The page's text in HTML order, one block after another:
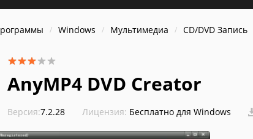
Windows Мультимедиа CD/DVD Запись
AnyMP4 DVD Creator
Версия:7.2.28 Лицензия: Бесплатно для Windows